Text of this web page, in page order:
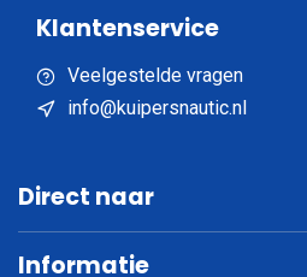
Klantenservice
Veelgestelde vragen
info@kuipersnautic.nl
Direct naar
Informatie